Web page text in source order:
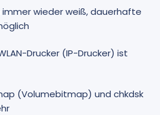
wieder weiß, dauerhafte
Drucker (IP-Drucker) ist
(Volumebitmap) und chkdsk